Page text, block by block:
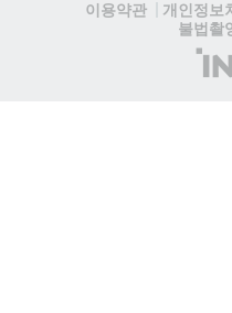
이용약관
개인정보
불법촬